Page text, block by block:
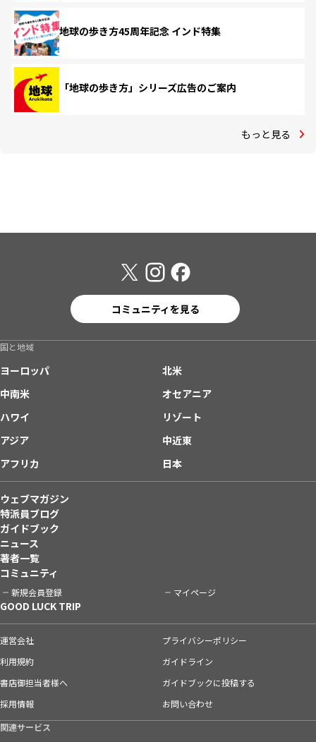
地球の歩き方45周年記念 インド特集
「地球の歩き方」シリーズ広告のご案内
もっと見る
コミュニティを見る
国と地域
ヨーロッパ
北米
中南米
オセアニア
ハワイ
リゾート
アジア
中近東
アフリカ
日本
ウェブマガジン
特派員ブログ
ガイドブック
ニュース
著者一覧
コミュニティ
新規会員登録 マイページ
GOOD LUCK TRIP
運営会社
プライバシーポリシー
利用規約
ガイドライン
書店御担当者様へ
ガイドブックに投稿する
採用情報
お問い合わせ
関連サービス